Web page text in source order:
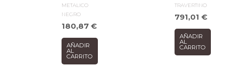
METALICO
NEGRO
180,87€
AÑADIR
AL
CARRITO
TRAVERTINO
791,01€
AÑADIR
AL
CARRITO